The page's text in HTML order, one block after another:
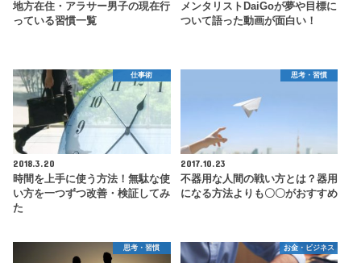
地方在住・アラサー男子の現在行
っている習慣一覧
メンタリストDaiGoが夢や目標に
ついて語った動画が面白い！
仕事術
2018.3.20
時間を上手に使う方法！無駄な使
い方を一つずつ改善・検証してみ
た
思考・習慣
2017.10.23
不器用な人間の戦い方とは？器用
になる方法よりも〇〇がおすすめ
思考・習慣 お金・ビジネス